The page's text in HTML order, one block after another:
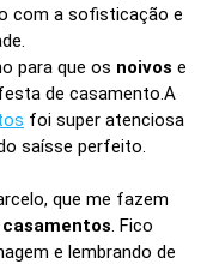
com a sofisticação e
para que os noivos e
de casamento.A
foi super atenciosa
saísse perfeito.
que me fazem
. Fico
e lembrando de